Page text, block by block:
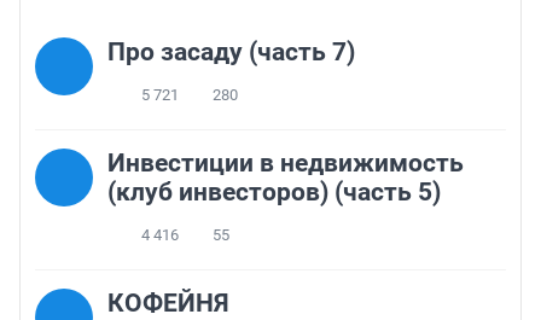
Про засаду (часть 7)
5 721 280
Инвестиции в недвижимость
(клуб инвесторов) (часть 5)
4 416 55
КОФЕЙНЯ